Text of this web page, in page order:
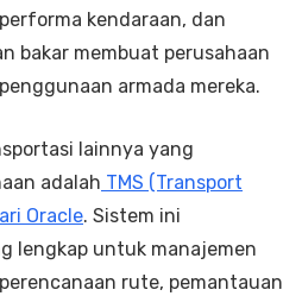
kendaraan, dan
bakar membuat perusahaan
armada mereka.
lainnya yang
adalah TMS (Transport
Oracle. Sistem ini
lengkap untuk manajemen
rute, pemantauan